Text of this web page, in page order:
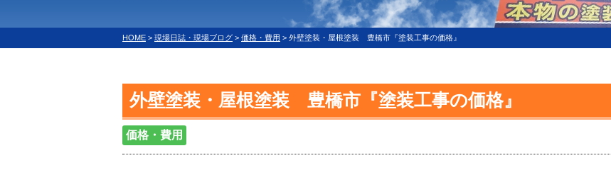
HOME > 現場日誌・現場ブログ > 価格・費用 > 外壁塗装・屋根塗装 豊橋市『塗装工事の価格』
外壁塗装・屋根塗装 豊橋市『塗装工事の価格』
価格・費用